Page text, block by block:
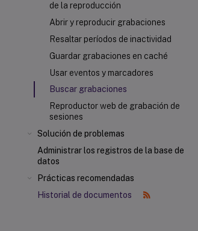
de la reproducción
Abrir y reproducir grabaciones
Resaltar períodos de inactividad
Guardar grabaciones en caché
Usar eventos y marcadores
Buscar grabaciones
Reproductor web de grabación de
sesiones
Solución de problemas
Administrar los registros de la base de
datos
Prácticas recomendadas
Historial de documentos